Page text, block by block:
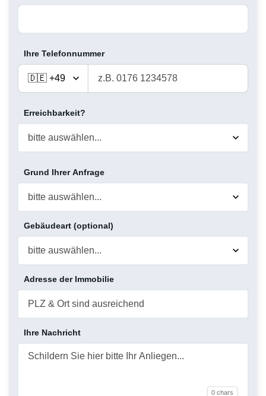
Ihre Telefonnummer
Erreichbarkeit?
Grund Ihrer Anfrage
Gebäudeart (optional)
Adresse der Immobilie
Ihre Nachricht
0 chars